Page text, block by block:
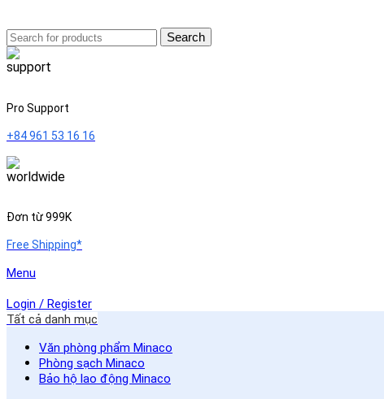
Search
Pro Support
+84 961 53 16 16
Đơn từ 999K
Free Shipping*
Menu
Login / Register
Tất cả danh mục
Văn phòng phẩm Minaco
Phòng sạch Minaco
Bảo hộ lao động Minaco